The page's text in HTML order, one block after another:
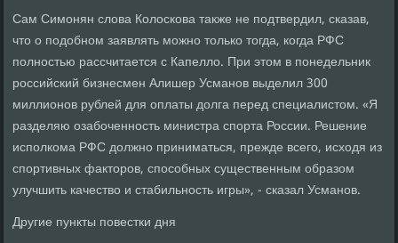
Сам Симонян слова Колоскова также не подтвердил, сказав,
что о подобном заявлять можно только тогда, когда РФС
полностью рассчитается с Капелло. При этом в понедельник
российский бизнесмен Алишер Усманов выделил 300
миллионов рублей для оплаты долга перед специалистом. «Я
разделяю озабоченность министра спорта России. Решение
исполкома РФС должно приниматься, прежде всего, исходя из
спортивных факторов, способных существенным образом
улучшить качество и стабильность игры», - сказал Усманов.
Другие пункты повестки дня